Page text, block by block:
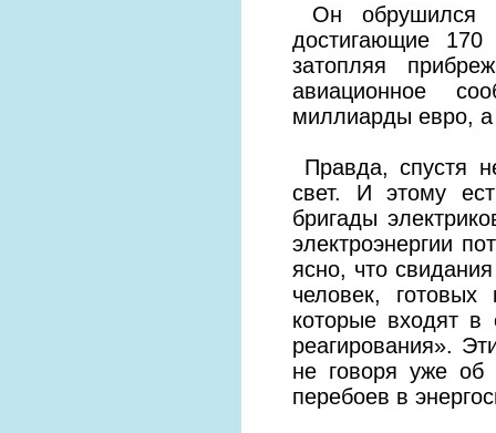
Он обрушился
достигающие 170
затопляя
авиационное
миллиарды евро, а
Правда, спустя
свет. И этому
бригады
электроэнергии
ясно, что
человек,
которые входят в
реагирования».
не говоря уже об
перебоев в